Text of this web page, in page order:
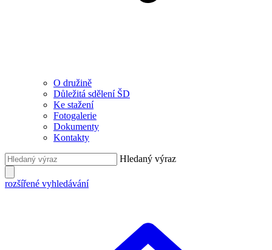
O družině
Důležitá sdělení ŠD
Ke stažení
Fotogalerie
Dokumenty
Kontakty
Hledaný výraz
rozšířené vyhledávání